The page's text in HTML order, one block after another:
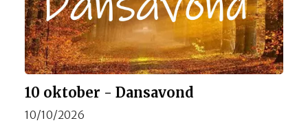
10 oktober - Dansavond
10/10/2026